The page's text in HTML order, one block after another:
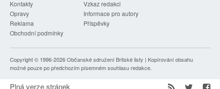
Kontakty
Vzkaz redakci
Opravy
Informace pro autory
Reklama
Příspěvky
Obchodní podmínky
Copyright © 1996-2026Občanské sdružení Britské listy | Kopírování obsahu
možné pouze po předchozím písemném souhlasu redakce.
Plná verze stránek